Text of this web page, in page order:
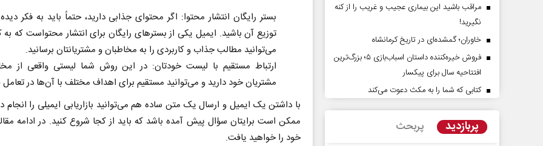
بستر رایگان انتشار محتوا: اگر محتوای جذابی دارید، حتماً باید به فکر
توزیع آن باشید. ایمیل یکی از بسترهای رایگان برای انتشار محتواست که
می‌توانید مطالب جذاب و کاربردی را به مخاطبان و مشتریانتان برسانید.
ارتباط مستقیم با لیست خودتان: در این روش شما لیستی واقعی از
مشتریان خود دارید و می‌توانید مستقیم برای اهداف مختلف با آن‌ها در تعامل
با داشتن یک ایمیل و ارسال یک متن ساده هم می‌توانید بازاریابی ایمیلی را انجام
ممکن است برایتان سؤال پیش آمده باشد که باید از کجا شروع کنید. در ادامه
خود را خواهید یافت.
مراقب باشید این بیماری عجیب و غریب را از کنه
نگیرید!
خاوران؛ گمشده‌ای در تاریخ کرمانشاه
فروش خیره‌کننده داستان اسباب‌بازی ۵؛ بزرگ‌ترین
افتتاحیه سال برای پیکسار
کتابی که شما را به مکث دعوت می‌کند
پربازدید پربحث
راوی حقیقتِ آرامش‌ بخش
دکتر حسین قرایی - مدیر کل روابط عمومی
رسانه ملی
ادامه جنگ برای آمریکا یعنی
شکست مفتضحانه
دکتر محمد باقر خرمشاد - استاد دانشگاه دکتر مراد